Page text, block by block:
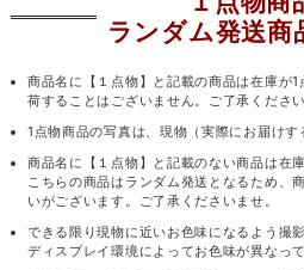
ランダム発送商
商品名に【１点物】と記載の商品は在庫が
荷することはございません。ご了承ください
1点物商品の写真は、現物（実際にお届けす
商品名に【１点物】と記載のない商品は在
こちらの商品はランダム発送となるため、
いがございます。ご了承くださいませ。
できる限り現物に近いお色味になるよう撮
ディスプレイ環境によってお色味が異なっ